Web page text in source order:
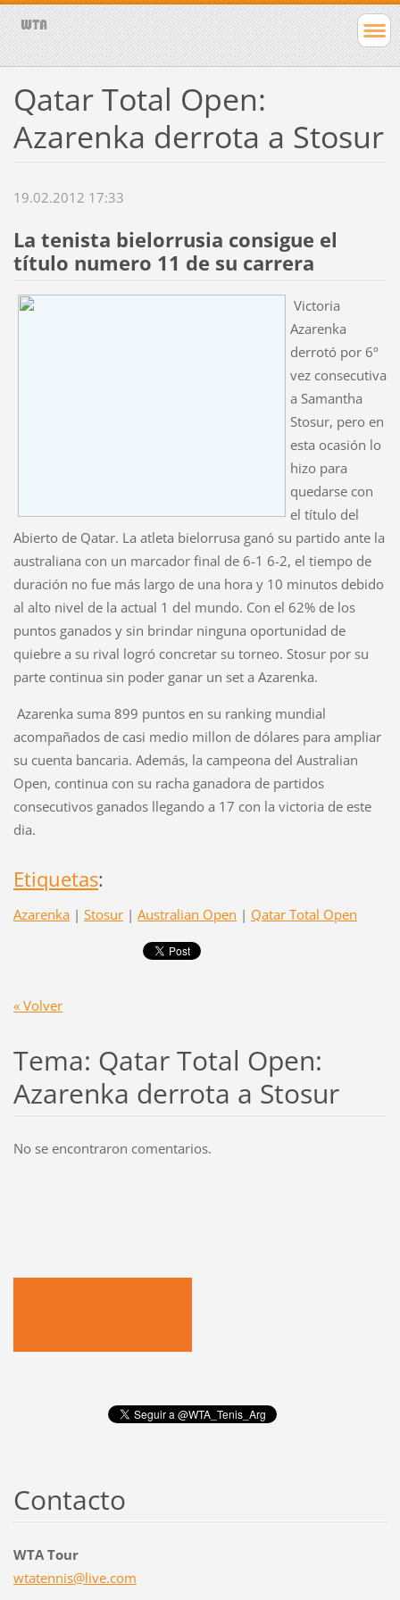
Qatar Total Open:
Azarenka derrota a Stosur
19.02.2012 17:33
La tenista bielorrusia consigue el
título numero 11 de su carrera
Victoria
Azarenka
derrotó por 6º
vez consecutiva
a Samantha
Stosur, pero en
esta ocasión lo
hizo para
quedarse con
el título del
Abierto de Qatar. La atleta bielorrusa ganó su partido ante la
australiana con un marcador final de 6-1 6-2, el tiempo de
duración no fue más largo de una hora y 10 minutos debido
al alto nivel de la actual 1 del mundo. Con el 62% de los
puntos ganados y sin brindar ninguna oportunidad de
quiebre a su rival logró concretar su torneo. Stosur por su
parte continua sin poder ganar un set a Azarenka.
Azarenka suma 899 puntos en su ranking mundial
acompañados de casi medio millon de dólares para ampliar
su cuenta bancaria. Además, la campeona del Australian
Open, continua con su racha ganadora de partidos
consecutivos ganados llegando a 17 con la victoria de este
dia.
Etiquetas:
Azarenka | Stosur | Australian Open | Qatar Total Open
« Volver
Tema: Qatar Total Open:
Azarenka derrota a Stosur
No se encontraron comentarios.
Contacto
WTA Tour
wtatennis@live.com